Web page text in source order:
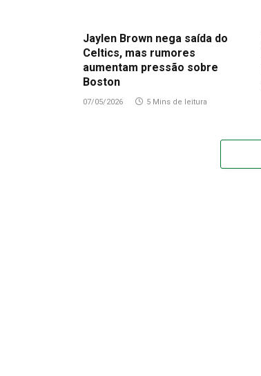
Jaylen Brown nega saída do
Celtics, mas rumores
aumentam pressão sobre
Boston
07/05/2026 5 Mins de leitura